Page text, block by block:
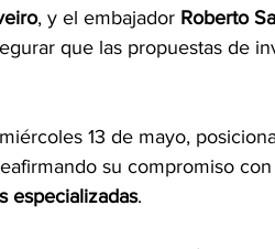
, y el embajador Roberto
que las propuestas de
13 de mayo,
su compromiso
especializadas.